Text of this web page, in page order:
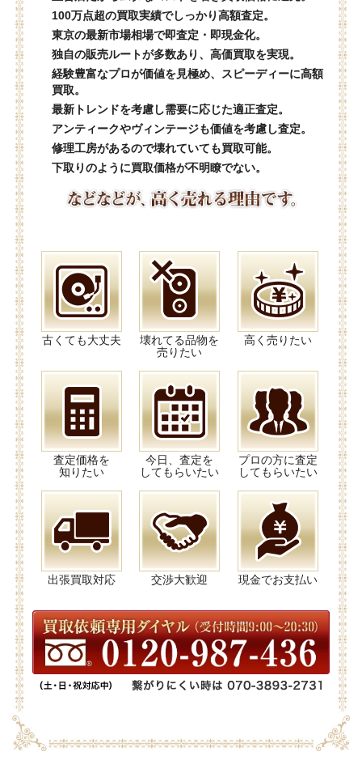
100万点超の買取実績でしっかり高額査定。
東京の最新市場相場で即査定・即現金化。
独自の販売ルートが多数あり、高価買取を実現。
経験豊富なプロが価値を見極め、スピーディーに高額
買取。
最新トレンドを考慮し需要に応じた適正査定。
アンティークやヴィンテージも価値を考慮し査定。
修理工房があるので壊れていても買取可能。
下取りのように買取価格が不明瞭でない。
古くても大丈夫
壊れてる品物を
売りたい
高く売りたい
査定価格を
知りたい
今日、査定を
してもらいたい
プロの方に査定
してもらいたい
出張買取対応 交渉大歓迎 現金でお支払い